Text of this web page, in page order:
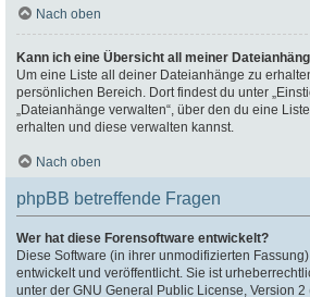
Nach oben
Kann ich eine Übersicht all meiner
Um eine Liste all deiner Dateianhänge zu
persönlichen Bereich. Dort findest du unter
„Dateianhänge verwalten“, über den du eine
erhalten und diese verwalten kannst.
Nach oben
phpBB betreffende Fragen
Wer hat diese Forensoftware entwickelt?
Diese Software (in ihrer unmodifizierten
entwickelt und veröffentlicht. Sie ist
unter der GNU General Public License, Version 2